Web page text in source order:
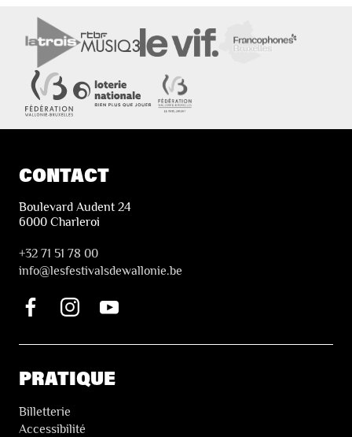
CONTACT
Boulevard Audent 24
6000 Charleroi
+32 71 51 78 00
info@lesfestivalsdewallonie.be
PRATIQUE
Billetterie
Accessibilité